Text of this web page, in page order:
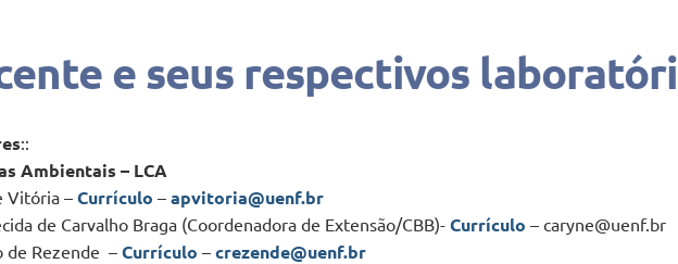
e seus respectivos
::
Ambientais – LCA
Vitória – Currículo – apvitoria@uenf.br
de Carvalho Braga (Coordenadora de Extensão/CBB)- Currículo – caryne@uenf.br
de Rezende – Currículo – crezende@uenf.br